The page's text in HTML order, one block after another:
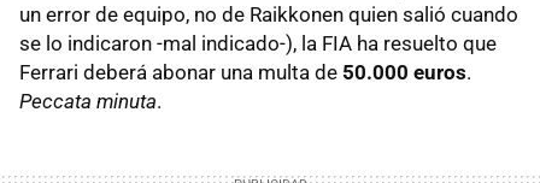
un error de equipo, no de Raikkonen quien salió cuando
se lo indicaron -mal indicado-), la FIA ha resuelto que
Ferrari deberá abonar una multa de 50.000 euros.
Peccata minuta.